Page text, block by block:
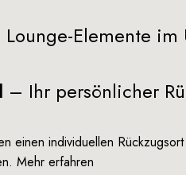
Elemente
– Ihr persönlicher
einen individuellen
Mehr erfahren